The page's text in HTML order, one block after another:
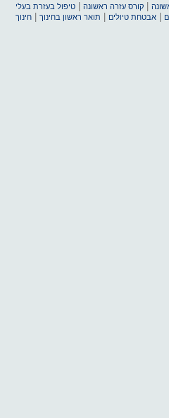
|קורס עזרה ראשונה |טיפול בעזרת בעלי
|אבטחת טיולים תואר ראשון בחינוך |חינוך